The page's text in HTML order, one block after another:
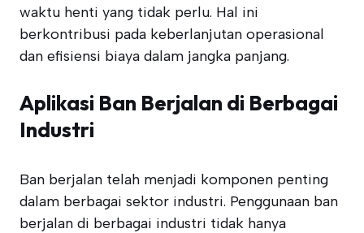
waktu henti yang tidak perlu. Hal ini
berkontribusi pada keberlanjutan operasional
dan efisiensi biaya dalam jangka panjang.
Aplikasi Ban Berjalan di Berbagai
Industri
Ban berjalan telah menjadi komponen penting
dalam berbagai sektor industri. Penggunaan ban
berjalan di berbagai industri tidak hanya